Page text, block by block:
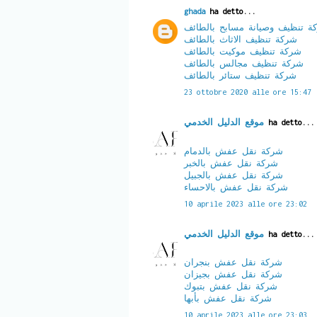
ghadaha detto...
تنظيف وصيانة مسابح بالطائف
شركة تنظيف الاثاث بالطائف
شركة تنظيف موكيت بالطائف
شركة تنظيف مجالس بالطائف
شركة تنظيف ستائر بالطائف
23 ottobre 2020 alle ore 15:47
موقع الدليل الخدميha detto...
شركة نقل عفش بالدمام
شركة نقل عفش بالخبر
شركة نقل عفش بالجبيل
شركة نقل عفش بالاحساء
10 aprile 2023 alle ore 23:02
موقع الدليل الخدميha detto...
شركة نقل عفش بنجران
شركة نقل عفش بجيزان
شركة نقل عفش بتبوك
شركة نقل عفش بأبها
10 aprile 2023 alle ore 23:03